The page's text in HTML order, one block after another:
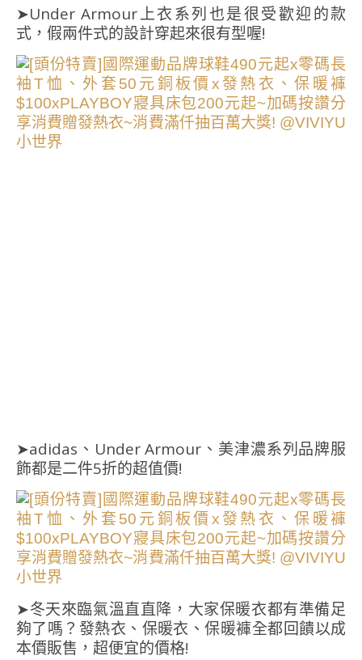
➤Under Armour上衣系列也是很受歡迎的款
式，假兩件式的設計穿起來很有型喔!
➤adidas、Under Armour、美津濃系列品牌服
飾都是二件5折的超值價!
➤冬天來臨氣溫直直降，大家保暖衣都有準備足
夠了嗎？發熱衣、保暖衣、保暖褲全都回饋以成
本價販售，超便宜的價格!